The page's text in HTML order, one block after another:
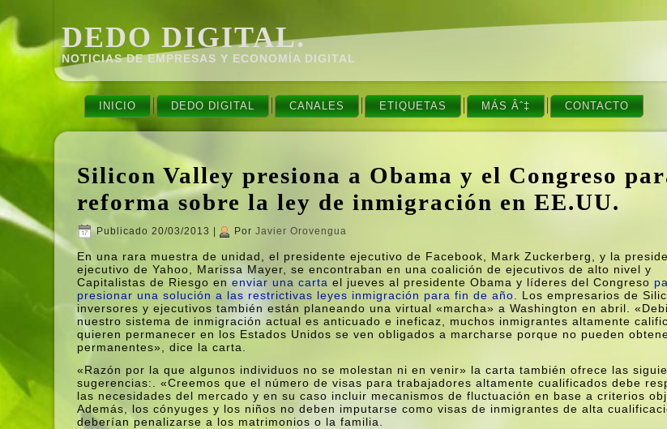
DEDO DIGITAL.
NOTICIAS DE EMPRESAS Y ECONOMÍ­A DIGITAL
INICIO DEDO DIGITAL CANALES ETIQUETAS MÁS Âˆ‡ CONTACTO
Silicon Valley presiona a Obama y el Congreso
reforma sobre la ley de inmigración en EE.UU.
Publicado 20/03/2013 Por Javier Orovengua
En una rara muestra de unidad, el presidente ejecutivo de Facebook, Mark Zuckerberg, y la
ejecutivo de Yahoo, Marissa Mayer, se encontraban en una coalición de ejecutivos de alto nivel y
Capitalistas de Riesgo enenviar una carta el jueves al presidente Obama y lí­deres del Congreso
presionar una solución a las restrictivas leyes inmigración para fin de año . Los empresarios de
inversores y ejecutivos también están planeando una virtual «marcha» a Washington en abril.
nuestro sistema de inmigración actual es anticuado e ineficaz, muchos inmigrantes altamente
quieren permanecer en los Estados Unidos se ven obligados a marcharse porque no pueden
permanentes», dice la carta.
«Razón por la que algunos individuos no se molestan ni en venir» la carta también ofrece las
sugerencias:. «Creemos que el número de visas para trabajadores altamente cualificados debe
las necesidades del mercado y en su caso incluir mecanismos de fluctuación en base a criterios
Además, los cónyuges y los niños no deben imputarse como visas de inmigrantes de alta
deberí­an penalizarse a los matrimonios o la familia.